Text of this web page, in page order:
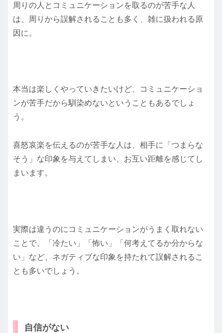
周りの人とコミュニケーションを取るのが苦手な人
は、周りから誤解されることも多く、雑に扱われる原
因に。
本当は楽しくやっていきたいけど、コミュニケーショ
ンが苦手だから馴染めないということもあるでしょ
う。
喜怒哀楽を伝えるのが苦手な人は、相手に「つまらな
そう」な印象を与えてしまい、お互い距離を感じてし
まいます。
実際は違うのにコミュニケーションがうまく取れない
ことで、「冷たい」「怖い」「何考えてるか分からな
い」など、ネガティブな印象を持たれて誤解されるこ
とも多いでしょう。
自信がない